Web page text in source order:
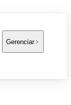
Gerenciar